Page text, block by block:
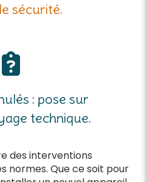
sécurité.
: pose sur
technique.
des interventions
normes. Que ce soit pour